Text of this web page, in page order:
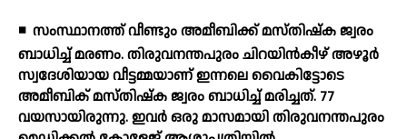
◾ സംസ്ഥാനത്ത് വീണ്ടും അമീബിക്ക് മസ്തിഷ്‌ക ജ്വരം
ബാധിച്ച് മരണം. തിരുവനന്തപുരം ചിറയിന്‍കീഴ് അഴൂര്‍
സ്വദേശിയായ വീട്ടമ്മയാണ് ഇന്നലെ വൈകിട്ടോടെ
അമീബിക് മസ്തിഷ്‌ക ജ്വരം ബാധിച്ച് മരിച്ചത്. 77
വയസായിരുന്നു. ഇവര്‍ ഒരു മാസമായി തിരുവനന്തപുരം